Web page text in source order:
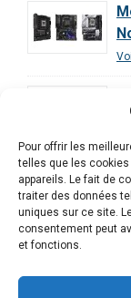
Pour offrir les
telles que les
appareils. Le fait de
traiter des données
uniques sur ce site.
consentement peut
et fonctions.